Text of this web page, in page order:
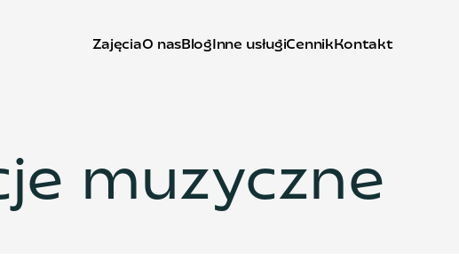
ZajęciaO nasBlogInne usługiCennikKontakt
muzyczne